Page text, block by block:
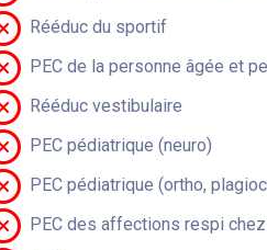
Rééduc du sportif
PEC de la personne âgée et
Rééduc vestibulaire
PEC pédiatrique (neuro)
PEC pédiatrique (ortho,
PEC des affections respi